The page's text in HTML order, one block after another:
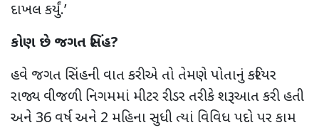
દાખલ કર્યું.’
કોણ છે જગત સિંહ?
હવે જગત સિંહની વાત કરીએ તો તેમણે પોતાનું કરિયર
રાજ્ય વીજળી નિગમમાં મીટર રીડર તરીકે શરૂઆત કરી હતી
અને 36 વર્ષ અને 2 મહિના સુધી ત્યાં વિવિધ પદો પર કામ